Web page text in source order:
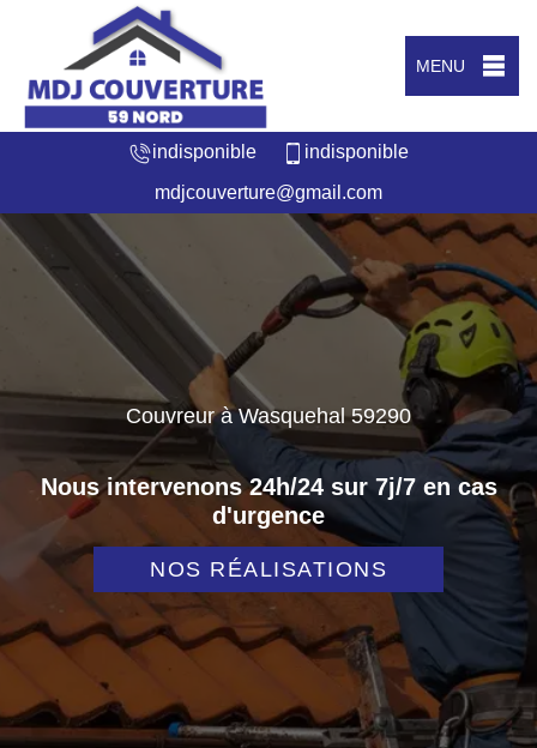
MENU
indisponible
indisponible
mdjcouverture@gmail.com
Couvreur à Wasquehal 59290
Nous intervenons 24h/24 sur 7j/7 en cas
d'urgence
NOS RÉALISATIONS